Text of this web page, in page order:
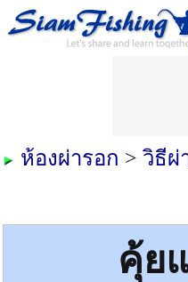
ห้องผ่ารอก > วิธีผ่
คุ้ย